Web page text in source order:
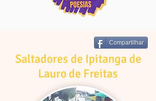
Compartilhar
Saltadores de Ipitanga de
Lauro de Freitas